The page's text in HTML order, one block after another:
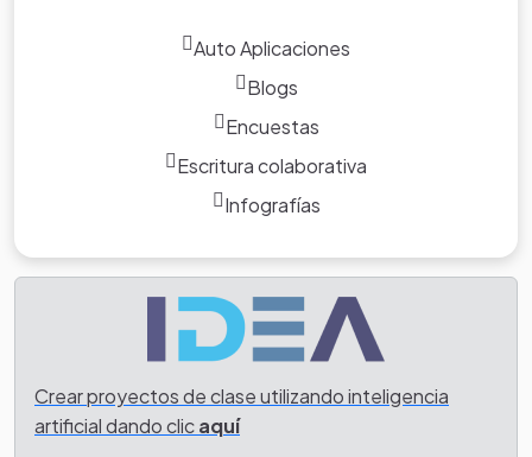
Auto Aplicaciones
Blogs
Encuestas
Escritura colaborativa
Infografías
Crear proyectos de clase utilizando inteligencia
artificial dando clicaquí